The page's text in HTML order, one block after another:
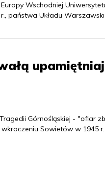
Europy Wschodniej
r., państwa Układu
Górnośląskiej - "ofiar
Sowietów w 1945